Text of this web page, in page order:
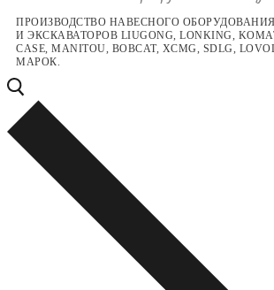
Перейти
содержимому
Меню
Закрыть
ПРОИЗВОДСТВО НАВЕСНОГО
И ЭКСКАВАТОРОВ LIUGONG, LONKING,
CASE, MANITOU, BOBCAT, XCMG, SDLG,
МАРОК.